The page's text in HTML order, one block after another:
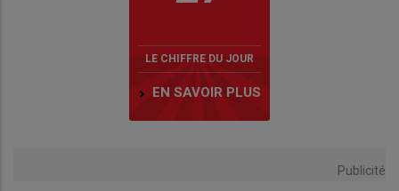
LE CHIFFRE DU JOUR
EN SAVOIR PLUS
Publicité